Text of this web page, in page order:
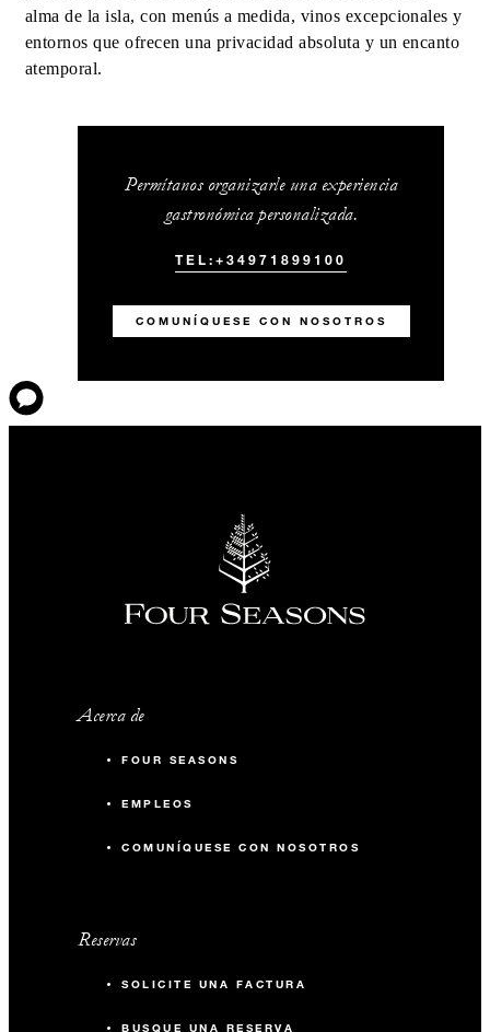
alma de la isla, con menús a medida, vinos excepcionales y
entornos que ofrecen una privacidad absoluta y un encanto
atemporal.
Permítanos organizarle una experiencia
gastronómica personalizada.
TEL:+34971899100
COMUNÍQUESE CON NOSOTROS
Acerca de
FOUR SEASONS
EMPLEOS
COMUNÍQUESE CON NOSOTROS
Reservas
SOLICITE UNA FACTURA
BUSQUE UNA RESERVA